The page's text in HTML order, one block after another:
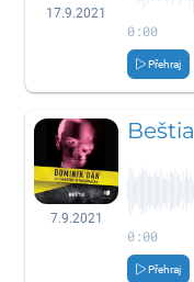
17.9.2021
0:00
Přehraj
7.9.2021
Beštia
0:00
Přehraj